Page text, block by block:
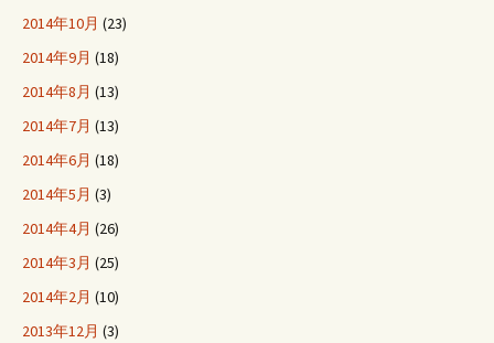
2014年10月 (23)
2014年9月 (18)
2014年8月 (13)
2014年7月 (13)
2014年6月 (18)
2014年5月 (3)
2014年4月 (26)
2014年3月 (25)
2014年2月 (10)
2013年12月 (3)